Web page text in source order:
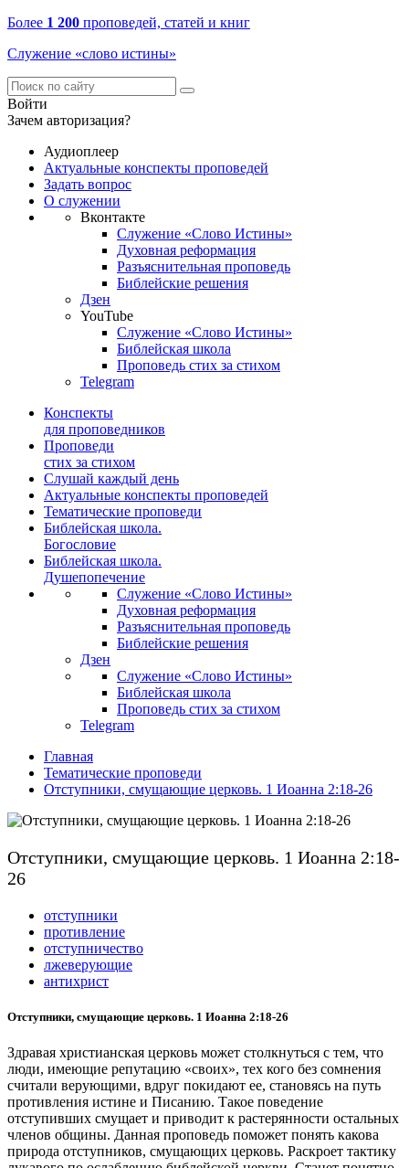
Более 1 200 проповедей, статей и книг
Служение «слово истины»
Войти
Зачем авторизация?
Аудиоплеер
Актуальные конспекты проповедей
Задать вопрос
О служении
Вконтакте
Служение «Слово Истины»
Духовная реформация
Разъяснительная проповедь
Библейские решения
Дзен
YouTube
Служение «Слово Истины»
Библейская школа
Проповедь стих за стихом
Telegram
Конспекты
для проповедников
Проповеди
стих за стихом
Слушай каждый день
Актуальные конспекты проповедей
Тематические проповеди
Библейская школа.
Богословие
Библейская школа.
Душепопечение
Служение «Слово Истины»
Духовная реформация
Разъяснительная проповедь
Библейские решения
Дзен
Служение «Слово Истины»
Библейская школа
Проповедь стих за стихом
Telegram
Главная
Тематические проповеди
Отступники, смущающие церковь. 1 Иоанна 2:18-26
Отступники, смущающие церковь. 1 Иоанна 2:18-
26
отступники
противление
отступничество
лжеверующие
антихрист
Отступники, смущающие церковь. 1 Иоанна 2:18-26
Здравая христианская церковь может столкнуться с тем, что
люди, имеющие репутацию «своих», тех кого без сомнения
считали верующими, вдруг покидают ее, становясь на путь
противления истине и Писанию. Такое поведение
отступивших смущает и приводит к растерянности остальных
членов общины. Данная проповедь поможет понять какова
природа отступников, смущающих церковь. Раскроет тактику